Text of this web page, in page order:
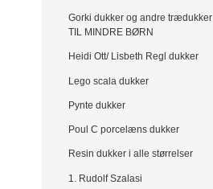
Gorki dukker og andre trædukker
TIL MINDRE BØRN
Heidi Ott/ Lisbeth Regl dukker
Lego scala dukker
Pynte dukker
Poul C porcelæns dukker
Resin dukker i alle størrelser
1. Rudolf Szalasi